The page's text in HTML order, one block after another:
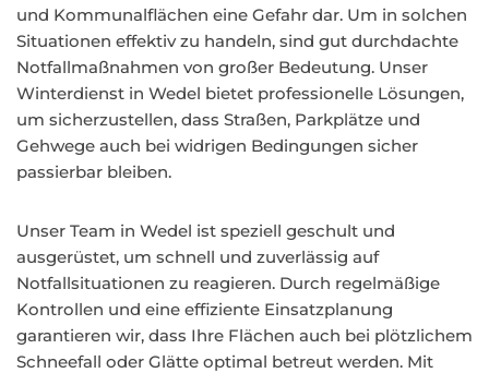
und Kommunalflächen eine Gefahr dar. Um in solchen
Situationen effektiv zu handeln, sind gut durchdachte
Notfallmaßnahmen von großer Bedeutung. Unser
Winterdienst in Wedel bietet professionelle Lösungen,
um sicherzustellen, dass Straßen, Parkplätze und
Gehwege auch bei widrigen Bedingungen sicher
passierbar bleiben.
Unser Team in Wedel ist speziell geschult und
ausgerüstet, um schnell und zuverlässig auf
Notfallsituationen zu reagieren. Durch regelmäßige
Kontrollen und eine effiziente Einsatzplanung
garantieren wir, dass Ihre Flächen auch bei plötzlichem
Schneefall oder Glätte optimal betreut werden. Mit